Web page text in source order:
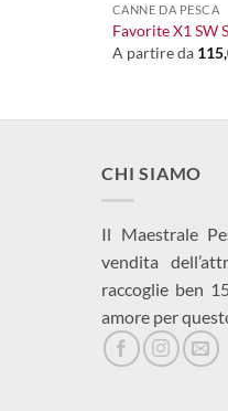
CANNE DA PESCA
Favorite X1 SW
A partire da
prezzo
attuale
CHI SIAMO
Il Maestrale
vendita
raccoglie ben
amore per